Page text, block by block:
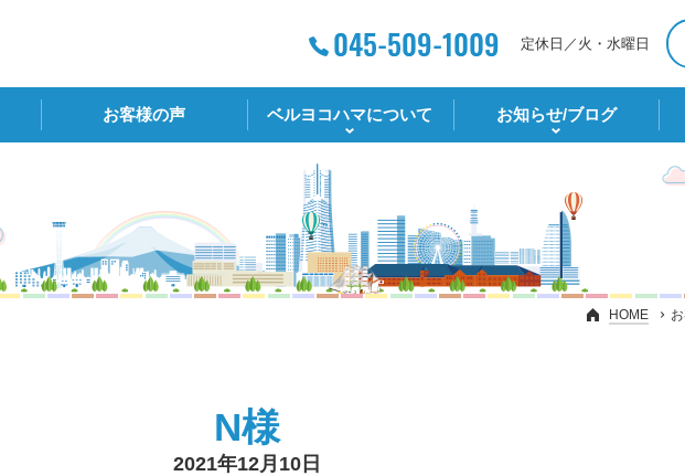
定休日／火・水曜日
お客様の声 ベルヨコハマについて お知らせ/ブログ
HOME
N様
2021年12月10日